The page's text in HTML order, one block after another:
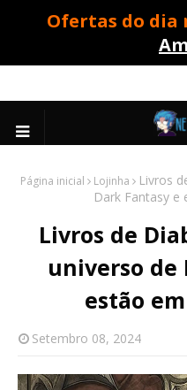
Ofertas do dia
Página inicial Lojinha
Livros
Dark Fantasy e
Livros de
universo de
estão
Setembro 08, 2024